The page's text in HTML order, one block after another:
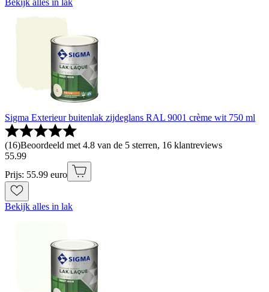
Bekijk alles in lak
Sigma Exterieur buitenlak zijdeglans RAL 9001 crème wit 750 ml
(16)Beoordeeld met 4.8 van de 5 sterren, 16 klantreviews
55.99
Prijs: 55.99 euro
Bekijk alles in lak